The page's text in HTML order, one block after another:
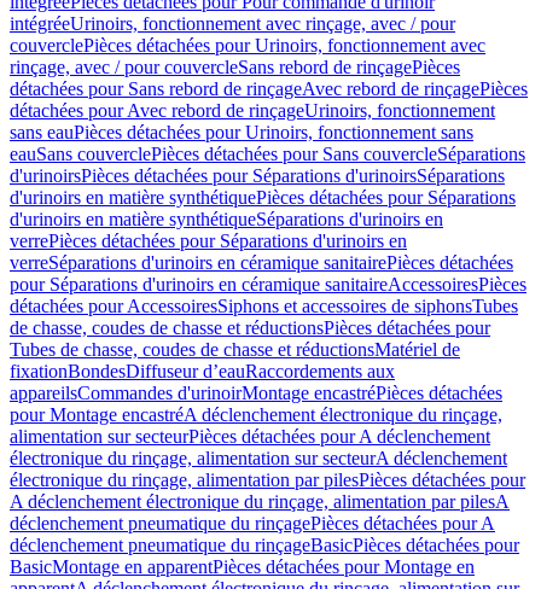
intégréeUrinoirs, fonctionnement avec rinçage, avec / pour
couverclePièces détachées pour Urinoirs, fonctionnement avec
rinçage, avec / pour couvercleSans rebord de rinçagePièces
détachées pour Sans rebord de rinçageAvec rebord de rinçagePièces
détachées pour Avec rebord de rinçageUrinoirs, fonctionnement
sans eauPièces détachées pour Urinoirs, fonctionnement sans
eauSans couverclePièces détachées pour Sans couvercleSéparations
d'urinoirsPièces détachées pour Séparations d'urinoirsSéparations
d'urinoirs en matière synthétiquePièces détachées pour Séparations
d'urinoirs en matière synthétiqueSéparations d'urinoirs en
verrePièces détachées pour Séparations d'urinoirs en
verreSéparations d'urinoirs en céramique sanitairePièces détachées
pour Séparations d'urinoirs en céramique sanitaireAccessoiresPièces
détachées pour AccessoiresSiphons et accessoires de siphonsTubes
de chasse, coudes de chasse et réductionsPièces détachées pour
Tubes de chasse, coudes de chasse et réductionsMatériel de
fixationBondesDiffuseur d’eauRaccordements aux
appareilsCommandes d'urinoirMontage encastréPièces détachées
pour Montage encastréA déclenchement électronique du rinçage,
alimentation sur secteurPièces détachées pour A déclenchement
électronique du rinçage, alimentation sur secteurA déclenchement
électronique du rinçage, alimentation par pilesPièces détachées pour
A déclenchement électronique du rinçage, alimentation par pilesA
déclenchement pneumatique du rinçagePièces détachées pour A
déclenchement pneumatique du rinçageBasicPièces détachées pour
BasicMontage en apparentPièces détachées pour Montage en